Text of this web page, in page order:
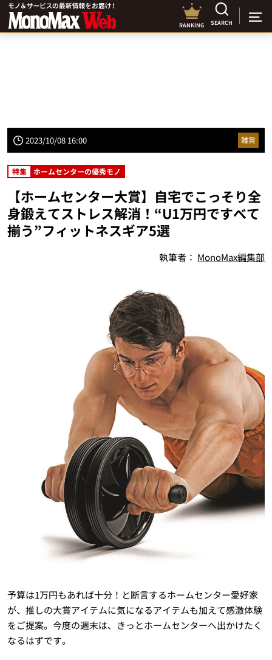
RANKING SEARCH
2023/10/08 16:00 雑貨
特集 ホームセンターの優秀モノ
【ホームセンター大賞】自宅でこっそり全
身鍛えてストレス解消！“U1万円ですべて
揃う”フィットネスギア5選
執筆者： MonoMax編集部
予算は1万円もあれば十分！と断言するホームセンター愛好家
が、推しの大賞アイテムに気になるアイテムも加えて感激体験
をご提案。今度の週末は、きっとホームセンターへ出かけたく
なるはずです。